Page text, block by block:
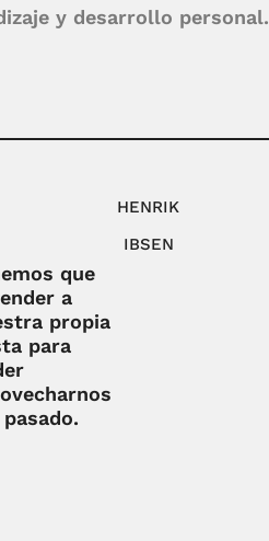
y desarrollo personal.
que
a
propia
para
HENRIK
IBSEN